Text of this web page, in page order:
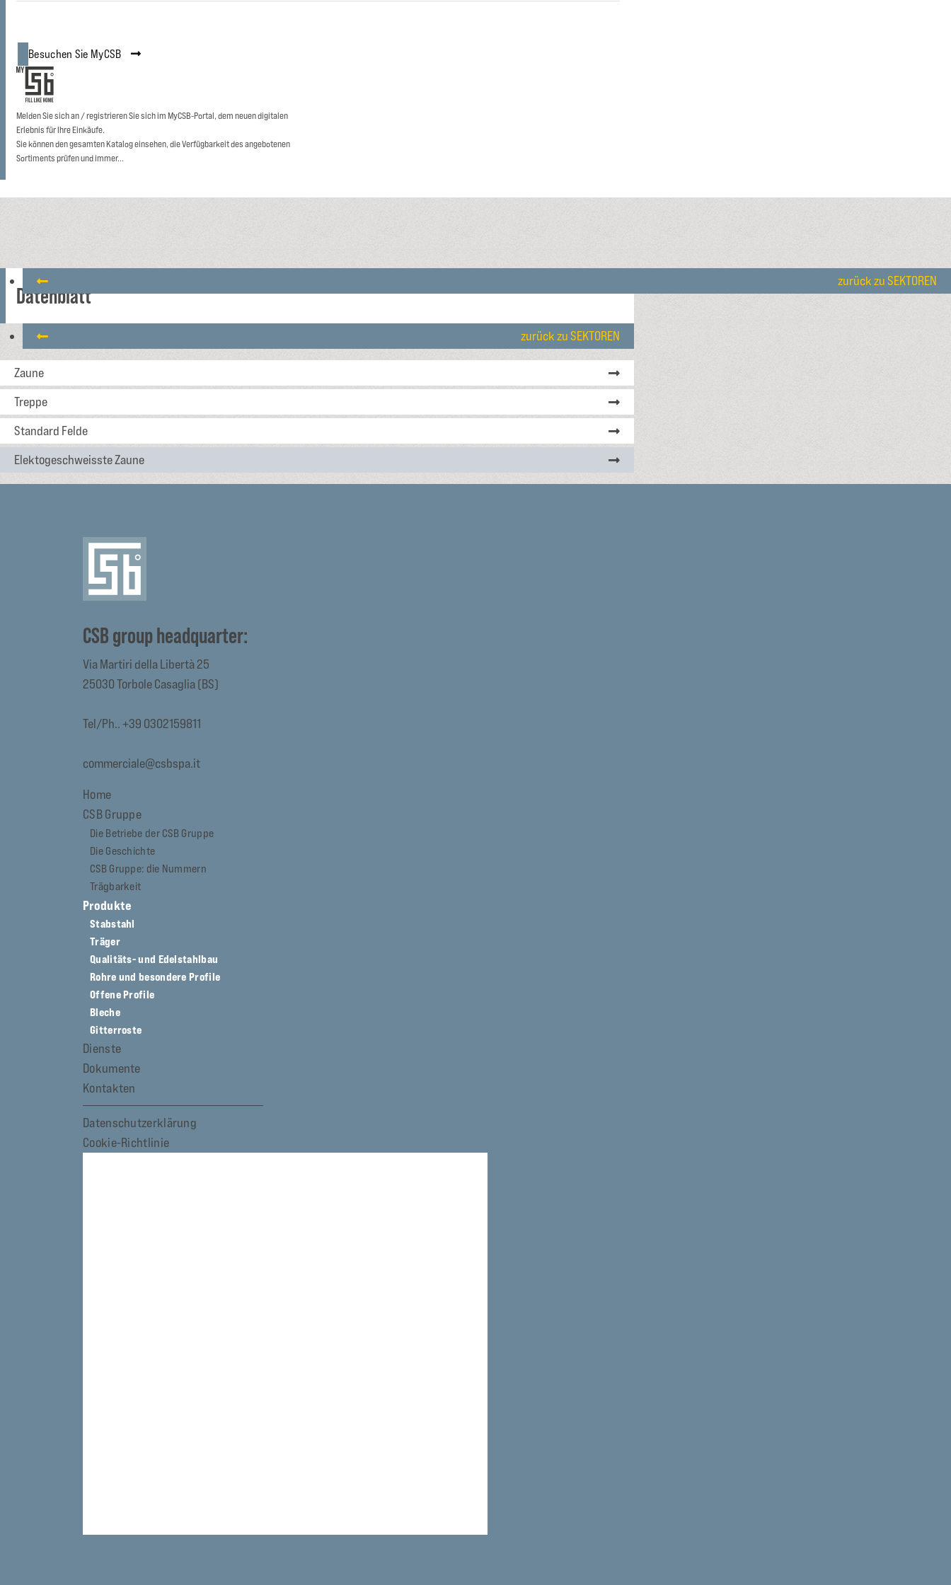
Besuchen Sie MyCSB
Melden Sie sich an / registrieren Sie sich im MyCSB-Portal, dem neuen digitalen
Erlebnis für Ihre Einkäufe.
Sie können den gesamten Katalog einsehen, die Verfügbarkeit des angebotenen
Sortiments prüfen und immer...
zurück zu SEKTOREN
Datenblatt
zurück zu SEKTOREN
Zaune
Treppe
Standard Felde
Elektogeschweisste Zaune
CSB group headquarter:
Via Martiri della Libertà 25
25030 Torbole Casaglia (BS)
Tel/Ph.. +39 0302159811
commerciale@csbspa.it
Home
CSB Gruppe
Die Betriebe der CSB Gruppe
Die Geschichte
CSB Gruppe: die Nummern
Trägbarkeit
Produkte
Stabstahl
Träger
Qualitäts- und Edelstahlbau
Rohre und besondere Profile
Offene Profile
Bleche
Gitterroste
Dienste
Dokumente
Kontakten
Datenschutzerklärung
Cookie-Richtlinie